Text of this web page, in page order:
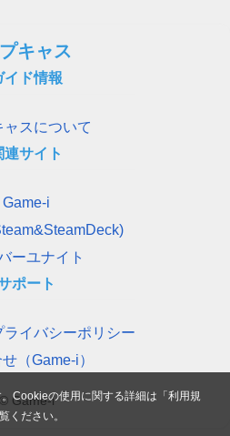
キャス
イド情報
ャスについて
連サイト
Game-i
ーユナイト
ポート
イバシーポリシー
（Game-i）
© Game-i
Cookieの使用に関する詳細は「利用規
ください。